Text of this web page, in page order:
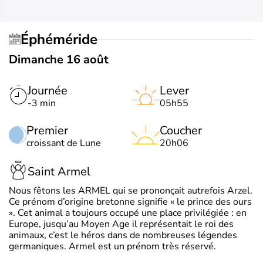
Éphéméride
Dimanche 16 août
Journée
-3 min
Premier
croissant de Lune
Lever
05h55
Coucher
20h06
Saint Armel
Nous fêtons les ARMEL qui se prononçait autrefois Arzel.
Ce prénom d’origine bretonne signifie « le prince des ours
». Cet animal a toujours occupé une place privilégiée : en
Europe, jusqu’au Moyen Age il représentait le roi des
animaux, c’est le héros dans de nombreuses légendes
germaniques. Armel est un prénom très réservé.